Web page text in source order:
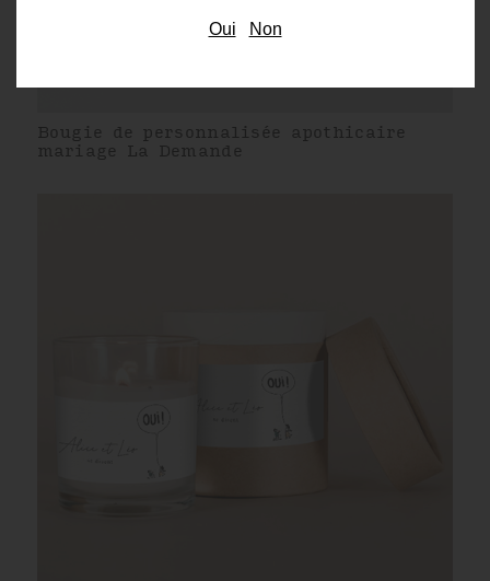
Bougie de personnalisée apothicaire
mariage La Demande
Oui Non